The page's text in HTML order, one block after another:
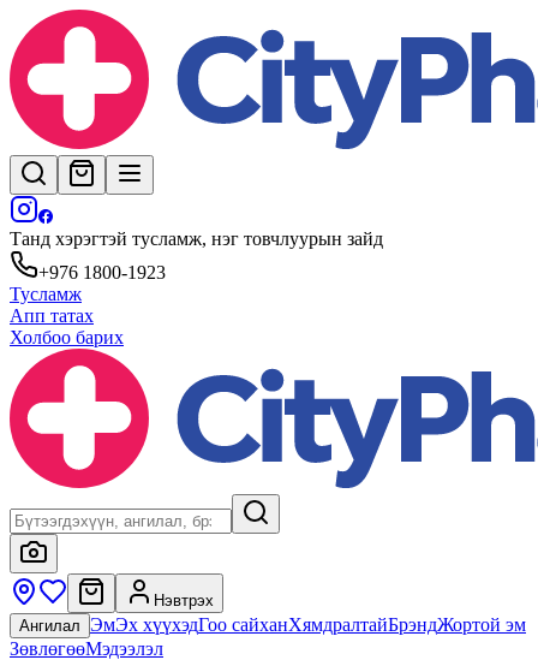
Танд хэрэгтэй тусламж, нэг товчлуурын зайд
+976 1800-1923
Тусламж
Апп татах
Холбоо барих
Нэвтрэх
Ангилал ЭмЭх хүүхэдГоо сайханХямдралтайБрэндЖортой эм
ЗөвлөгөөМэдээлэл